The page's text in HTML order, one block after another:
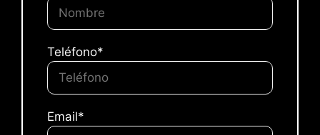
Teléfono*
Email*